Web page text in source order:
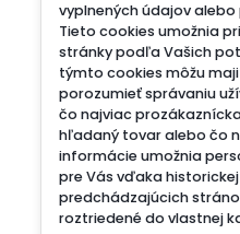
vyplnených údajov alebo
Tieto cookies umožnia
stránky podľa Vašich
týmto cookies môžu
porozumieť správaniu
čo najviac
hľadaný tovar alebo čo
informácie umožnia
pre Vás vďaka
predchádzajúcich
roztriedené do vlastnej